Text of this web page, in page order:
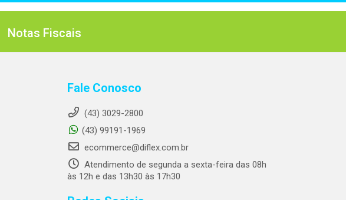
Notas Fiscais
Fale Conosco
(43) 3029-2800
(43) 99191-1969
ecommerce@diflex.com.br
Atendimento de segunda a sexta-feira das 08h
às 12h e das 13h30 às 17h30